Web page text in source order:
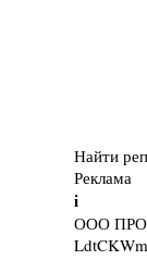
Найти
Реклама
i
ООО